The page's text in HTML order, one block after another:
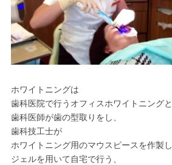
ホワイトニングは
歯科医院で行うオフィスホワイトニングと
歯科医師が歯の型取りをし、
歯科技工士が
ホワイトニング用のマウスピースを作製し
ジェルを用いて自宅で行う、